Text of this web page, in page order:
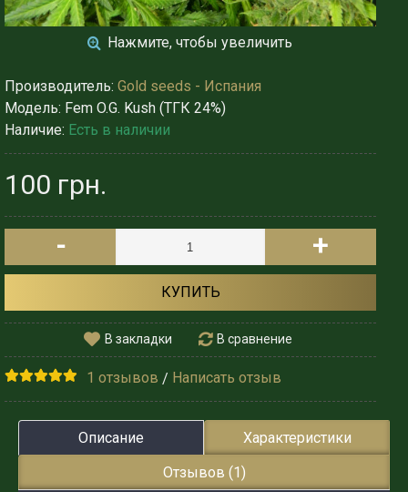
Нажмите, чтобы увеличить
Производитель: Gold seeds - Испания
Модель: Fem O.G. Kush (ТГК 24%)
Наличие: Есть в наличии
100 грн.
-
+
КУПИТЬ
В закладки В сравнение
1 отзывов / Написать отзыв
Описание
Характеристики
Отзывов (1)